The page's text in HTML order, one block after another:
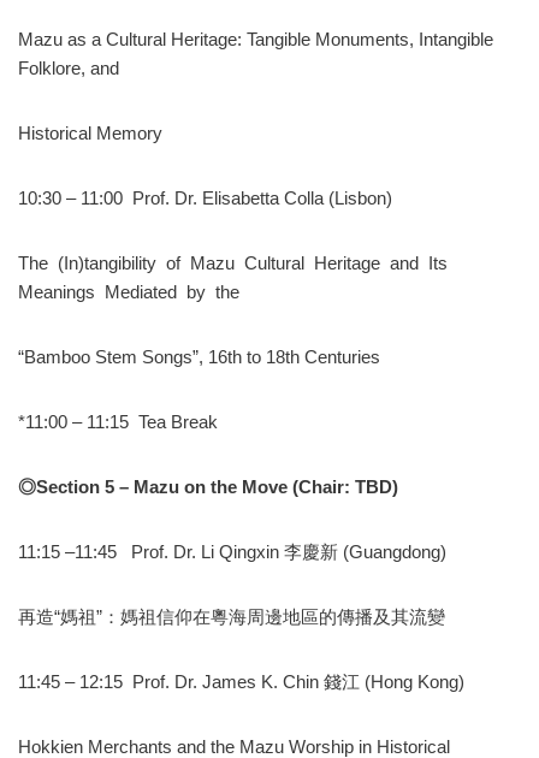
Mazu as a Cultural Heritage: Tangible Monuments, Intangible
Folklore, and
Historical Memory
10:30 – 11:00 Prof. Dr. Elisabetta Colla (Lisbon)
The (In)tangibility of Mazu Cultural Heritage and Its
Meanings Mediated by the
“Bamboo Stem Songs”, 16th to 18th Centuries
*11:00 – 11:15 Tea Break
◎Section 5 – Mazu on the Move (Chair: TBD)
11:15 –11:45 Prof. Dr. Li Qingxin 李慶新 (Guangdong)
再造“媽祖”：媽祖信仰在粵海周邊地區的傳播及其流變
11:45 – 12:15 Prof. Dr. James K. Chin 錢江 (Hong Kong)
Hokkien Merchants and the Mazu Worship in Historical